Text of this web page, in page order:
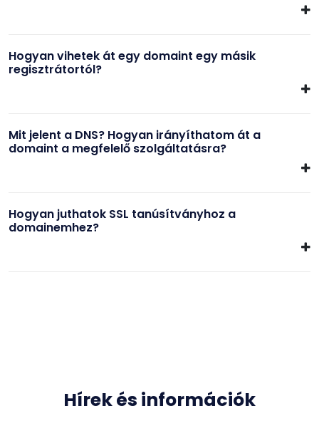
Hogyan vihetek át egy domaint egy másik
regisztrátortól?
Mit jelent a DNS? Hogyan irányíthatom át a
domaint a megfelelő szolgáltatásra?
Hogyan juthatok SSL tanúsítványhoz a
domainemhez?
Hírek és információk